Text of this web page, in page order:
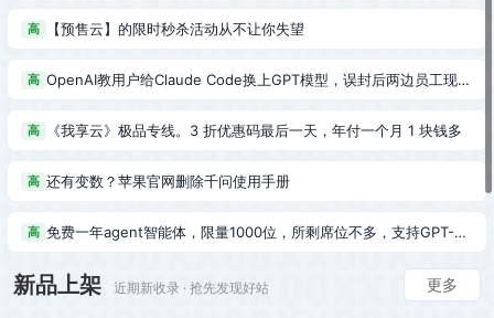
高 【预售云】的限时秒杀活动从不让你失望
高 OpenAI教用户给Claude Code换上GPT模型，误封后两边员工现场互损!
高 《我享云》极品专线。3 折优惠码最后一天，年付一个月 1 块钱多
高 还有变数？苹果官网删除千问使用手册
高 免费一年agent智能体，限量1000位，所剩席位不多，支持GPT-5.6-sol, Claude-opus-5顶级模型
新品上架 近期新收录 · 抢先发现好站 更多